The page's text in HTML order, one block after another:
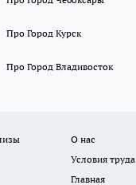
Про Город Курск
Про Город Владивосток
О нас
Условия труда
Главная